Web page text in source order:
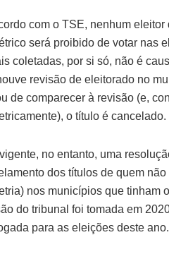
com o TSE, nenhum
será proibido de votar nas
coletadas, por si só, não é
revisão de eleitorado no
de comparecer à revisão (e,
o título é cancelado.
no entanto, uma
dos títulos de quem
nos municípios que tinham
do tribunal foi tomada em
para as eleições deste ano.